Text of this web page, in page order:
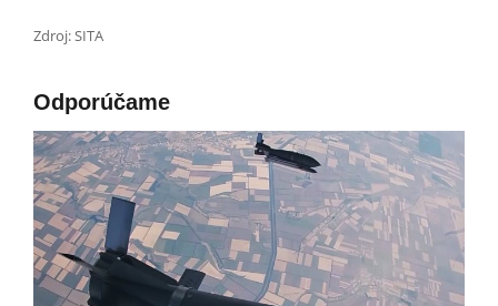
Zdroj: SITA
Odporúčame